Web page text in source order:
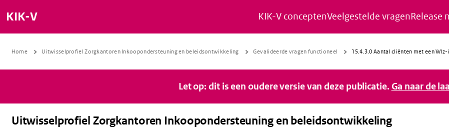
Naar de inhoud gaan
Naar de navigatie gaan
Naar de footer gaan
KIK-V KIK-V conceptenVeelgestelde vragenRelease
Home Uitwisselprofiel Zorgkantoren Inkoopondersteuning en beleidsontwikkeling Gevalideerde vragen functioneel 15.4.3.0 Aantal cliënten met een
Let op: dit is een oudere versie van deze publicatie. Ga naar de
Uitwisselprofiel Zorgkantoren Inkoopondersteuning en beleidsontwikkeling